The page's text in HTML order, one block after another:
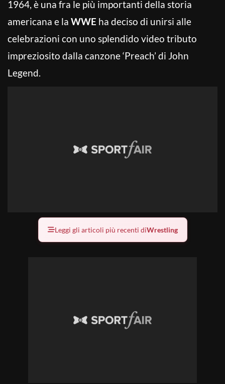
1964, è una fra le più importanti della storia
americana e la WWE ha deciso di unirsi alle
celebrazioni con uno splendido video tributo
impreziosito dalla canzone ‘Preach’ di John
Legend.
Leggi gli articoli più recenti diWrestling